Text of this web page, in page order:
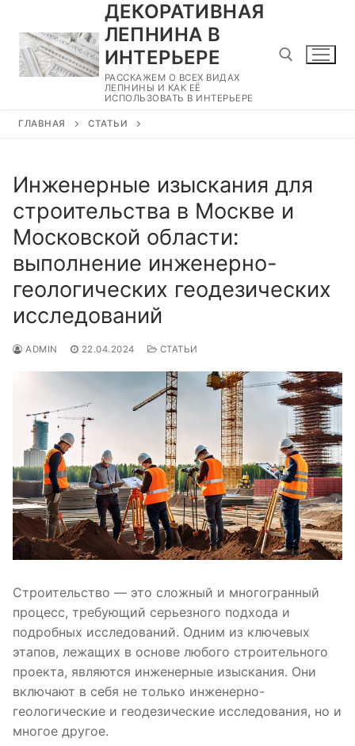
содержимому
ДЕКОРАТИВНАЯ
ЛЕПНИНА В
ИНТЕРЬЕРЕ
РАССКАЖЕМ О ВСЕХ ВИДАХ
ЛЕПНИНЫ И КАК ЕЁ
ИСПОЛЬЗОВАТЬ В ИНТЕРЬЕРЕ
ГЛАВНАЯ СТАТЬИ
Инженерные изыскания для
строительства в Москве и
Московской области:
выполнение инженерно-
геологических геодезических
исследований
ADMIN 22.04.2024 СТАТЬИ
Строительство — это сложный и многогранный
процесс, требующий серьезного подхода и
подробных исследований. Одним из ключевых
этапов, лежащих в основе любого строительного
проекта, являются инженерные изыскания. Они
включают в себя не только инженерно-
геологические и геодезические исследования, но и
многое другое.